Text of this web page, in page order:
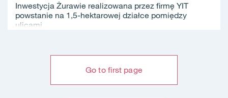
Inwestycja Żurawie realizowana przez firmę YIT
powstanie na 1,5-hektarowej działce pomiędzy
ulicami...
Go to first page